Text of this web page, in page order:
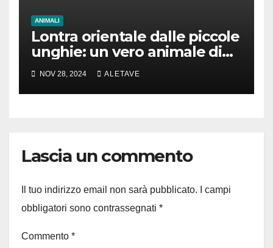
ANIMALI
Lontra orientale dalle piccole
unghie: un vero animale di
cui parlare
NOV 28, 2024 ALETAVE
Lascia un commento
Il tuo indirizzo email non sarà pubblicato.
I campi
obbligatori sono contrassegnati *
Commento *